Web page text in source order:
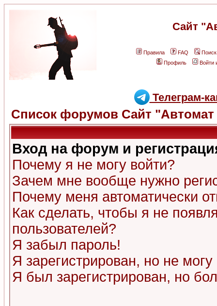
Сайт
Правила FAQ
Поиск
Профиль
Войти
Телеграм-
Список форумов Сайт "Автомат
Вход на форум и
Почему я не могу войти?
Зачем мне вообще нужно
Почему меня автоматически
Как сделать, чтобы я не
пользователей?
Я забыл пароль!
Я зарегистрирован, но не могу
Я был зарегистрирован, но